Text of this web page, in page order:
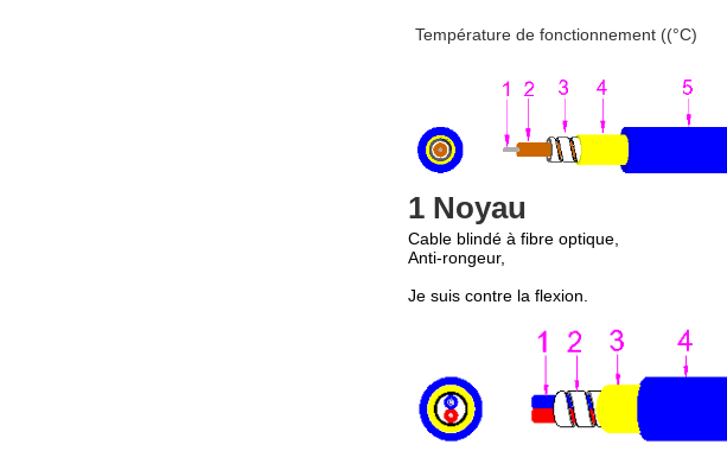
Température de fonctionnement ((°C)
1 Noyau
Cable blindé à fibre optique,
Anti-rongeur,
Je suis contre la flexion.